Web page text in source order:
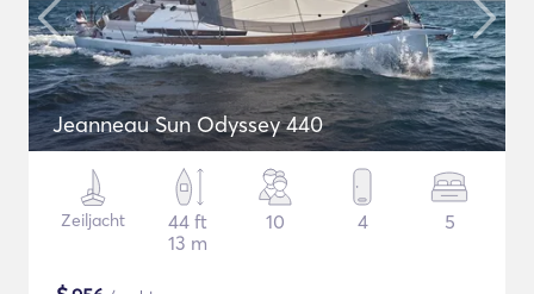
Jeanneau Sun Odyssey 440
Zeiljacht
44 ft
13 m
10 4 5